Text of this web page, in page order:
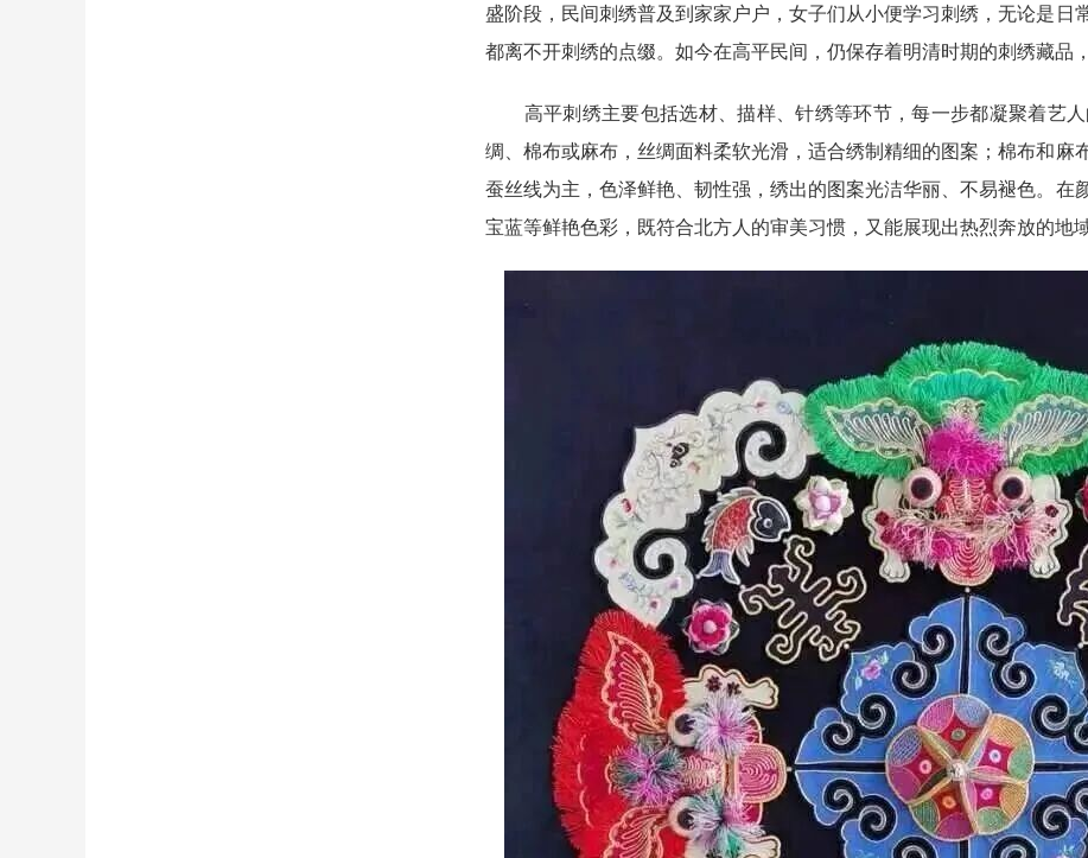
盛阶段，民间刺绣普及到家家户户，女子们从小便学习刺绣，无论是日
都离不开刺绣的点缀。如今在高平民间，仍保存着明清时期的刺绣藏品
高平刺绣主要包括选材、描样、针绣等环节，每一步都凝聚着艺人
绸、棉布或麻布，丝绸面料柔软光滑，适合绣制精细的图案；棉布和麻
蚕丝线为主，色泽鲜艳、韧性强，绣出的图案光洁华丽、不易褪色。在
宝蓝等鲜艳色彩，既符合北方人的审美习惯，又能展现出热烈奔放的地域